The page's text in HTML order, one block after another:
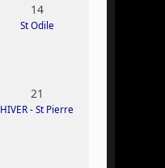
14
St Odile
21
HIVER - St Pierre